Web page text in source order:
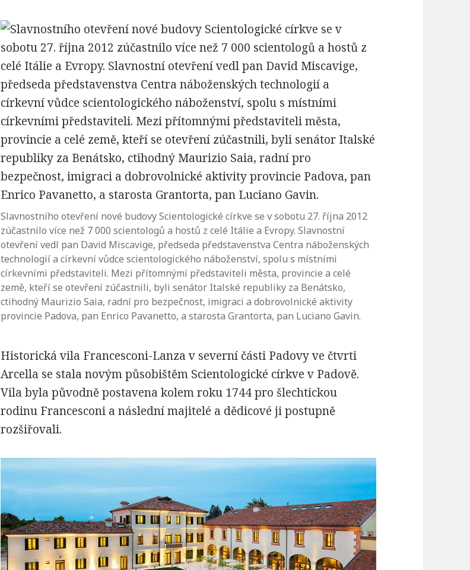
Slavnostního otevření nové budovy Scientologické církve se v sobotu 27. října 2012
zúčastnilo více než 7 000 scientologů a hostů z celé Itálie a Evropy. Slavnostní
otevření vedl pan David Miscavige, předseda představenstva Centra náboženských
technologií a církevní vůdce scientologického náboženství, spolu s místními
církevními představiteli. Mezi přítomnými představiteli města, provincie a celé
země, kteří se otevření zúčastnili, byli senátor Italské republiky za Benátsko,
ctihodný Maurizio Saia, radní pro bezpečnost, imigraci a dobrovolnické aktivity
provincie Padova, pan Enrico Pavanetto, a starosta Grantorta, pan Luciano Gavin.
Historická vila Francesconi-Lanza v severní části Padovy ve čtvrti
Arcella se stala novým působištěm Scientologické církve v Padově.
Vila byla původně postavena kolem roku 1744 pro šlechtickou
rodinu Francesconi a následní majitelé a dědicové ji postupně
rozšiřovali.